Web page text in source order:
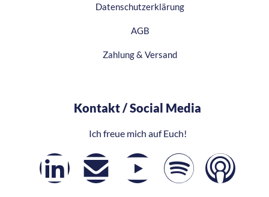
Datenschutzerklärung
AGB
Zahlung & Versand
Kontakt / Social Media​
Ich freue mich auf Euch!